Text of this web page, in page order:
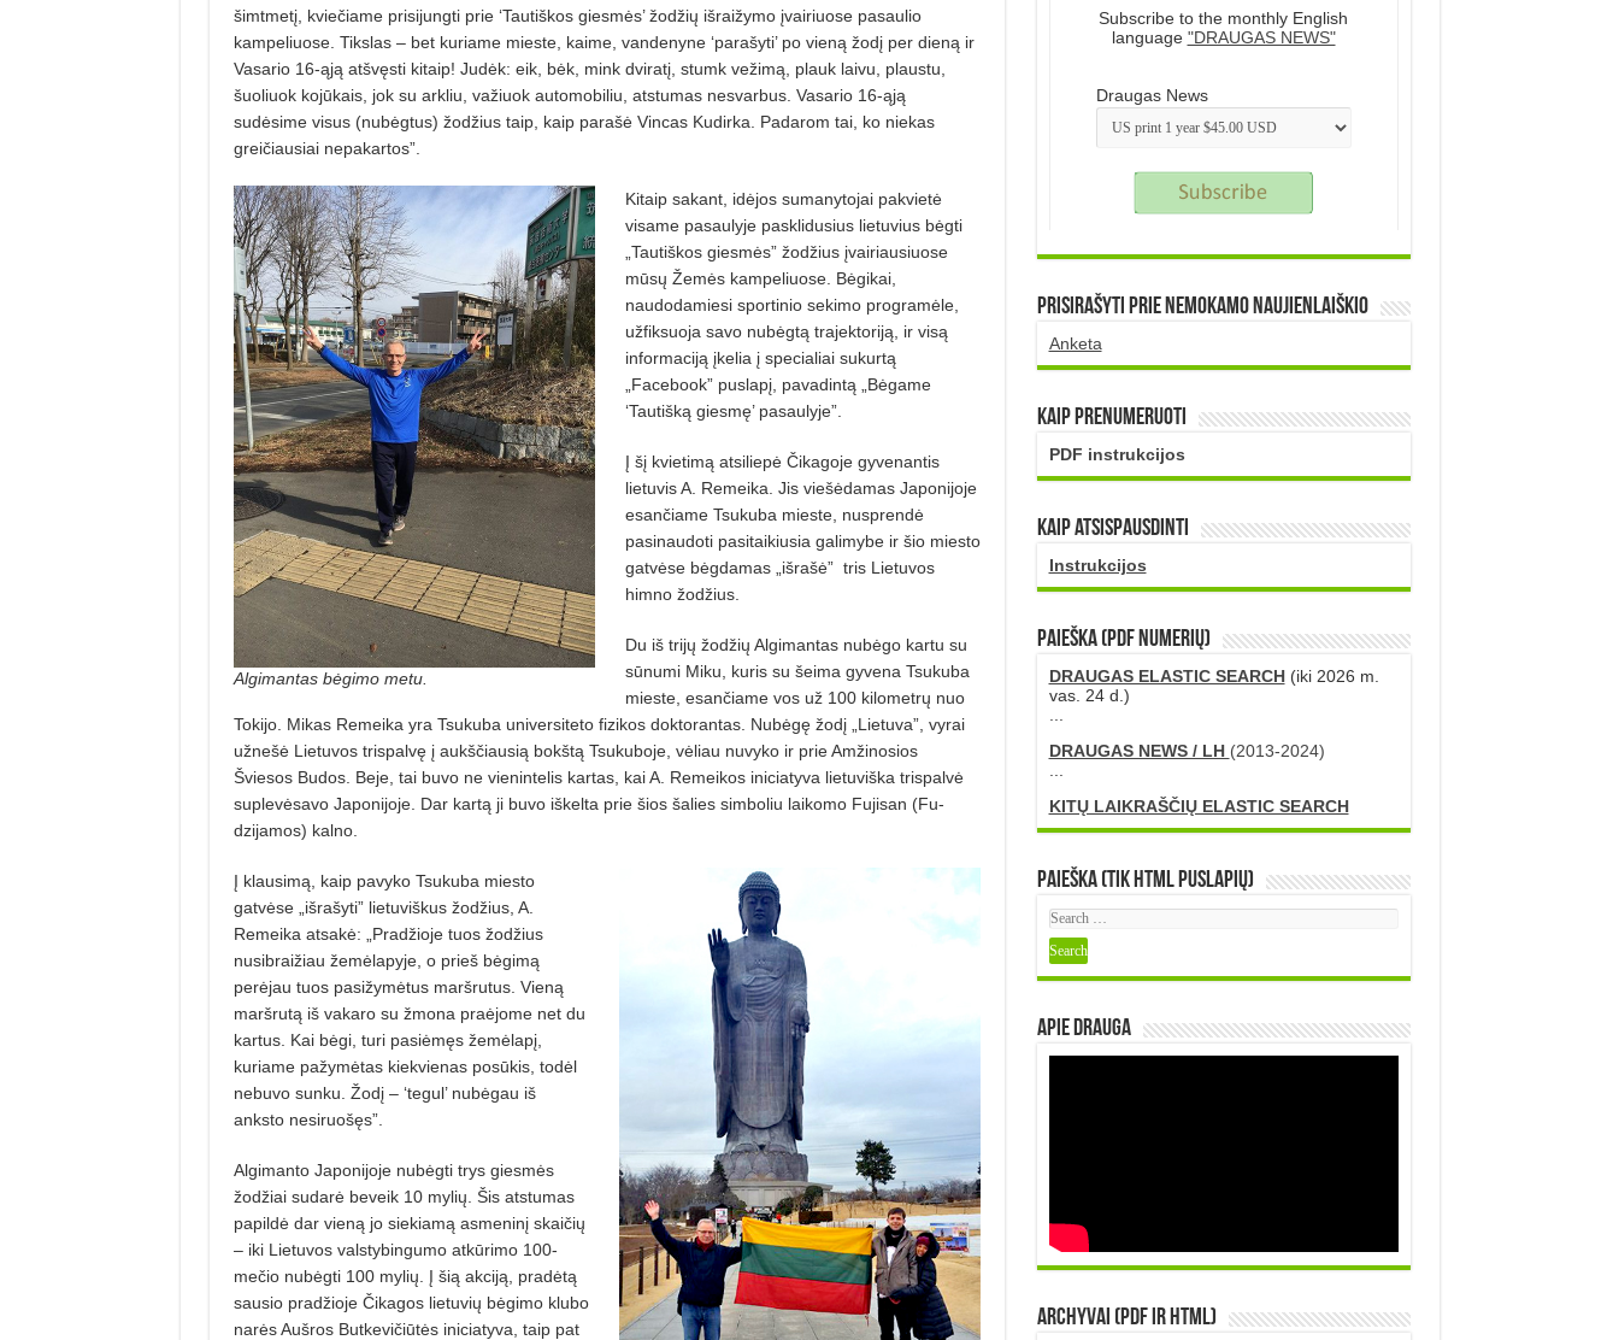
šimtmetį, kviečiame prisijungti prie ‘Tautiškos giesmės’ žodžių išraižymo įvairiuose pasaulio
kampeliuose. Tikslas – bet kuriame mieste, kaime, vandenyne ‘parašyti’ po vieną žodį per dieną ir
Vasario 16-ąją atšvęsti kitaip! Judėk: eik, bėk, mink dviratį, stumk vežimą, plauk laivu, plaustu,
šuoliuok kojūkais, jok su arkliu, važiuok automobiliu, atstumas nesvarbus. Vasario 16-ąją
sudėsime visus (nubėgtus) žodžius taip, kaip parašė Vincas Kudirka. Padarom tai, ko niekas
greičiau­siai nepakartos”.
Algimantas bėgimo metu.
Kitaip sakant, idėjos sumanytojai pakvietė
visame pasaulyje pasklidusius lietuvius bėgti
„Tautiškos giesmės” žodžius įvairiausiuose
mūsų Žemės kampeliuose. Bėgikai,
naudodamiesi sportinio sekimo programėle,
užfiksuoja savo nubėgtą trajektoriją, ir visą
informaciją įkelia į specialiai sukurtą
„Facebook” puslapį, pavadintą „Bėgame
‘Tautišką giesmę’ pasaulyje”.
Į šį kvietimą atsiliepė Čikagoje gyvenantis
lietuvis A. Remeika. Jis viešėdamas Japonijoje
esančiame Tsukuba mieste, nusprendė
pasinaudoti pasitaikiusia galimybe ir šio miesto
gatvėse bėgdamas „išrašė” tris Lietuvos
himno žodžius.
Du iš trijų žodžių Algimantas nubėgo kartu su
sūnumi Miku, kuris su šeima gyvena Tsukuba
mieste, esančiame vos už 100 kilometrų nuo
Tokijo. Mikas Remeika yra Tsukuba universiteto fizikos doktorantas. Nubėgę žodį „Lietuva”, vyrai
užnešė Lietuvos trispalvę į aukščiausią bokštą Tsukuboje, vėliau nuvyko ir prie Amžinosios
Šviesos Budos. Beje, tai buvo ne vienintelis kartas, kai A. Remeikos iniciatyva lietuviška trispalvė
suplevėsavo Japonijoje. Dar kartą ji buvo iškelta prie šios šalies simboliu laikomo Fujisan (Fu-
dzijamos) kalno.
Į klausimą, kaip pavyko Tsukuba miesto
gatvėse „išrašyti” lietuviškus žodžius, A.
Remeika atsakė: „Pradžioje tuos žodžius
nusibraižiau žemėlapyje, o prieš bėgimą
perėjau tuos pasižymėtus maršrutus. Vieną
maršrutą iš vakaro su žmona praėjome net du
kartus. Kai bėgi, turi pasiėmęs žemėlapį,
kuriame pažymėtas kiekvienas posūkis, todėl
nebuvo sunku. Žodį – ‘tegul’ nubėgau iš
anksto nesiruošęs”.
Algimanto Japonijoje nubėgti trys giesmės
žodžiai sudarė beveik 10 mylių. Šis atstumas
papildė dar vieną jo siekiamą asmeninį skaičių
– iki Lietuvos valstybingumo atkūrimo 100-
mečio nubėgti 100 mylių. Į šią akciją, pradėtą
sausio pradžioje Čikagos lietuvių bėgimo klubo
narės Aušros Butkevičiūtės iniciatyva, taip pat
Subscribe to the monthly English
language "DRAUGAS NEWS"
Draugas News
Prisirašyti prie nemokamo naujienlaiškio
Anketa
Kaip prenumeruoti
PDF instrukcijos
Kaip atsispausdinti
Instrukcijos
PAIEŠKA (PDF numerių)
DRAUGAS ELASTIC SEARCH(iki 2026 m.
vas. 24 d.)
...
DRAUGAS NEWS / LH (2013-2024)
...
KITŲ LAIKRAŠČIŲ ELASTIC SEARCH
Paieška (tik HTML puslapių)
Apie DRAUGA
Archyvai (PDF ir HTML)